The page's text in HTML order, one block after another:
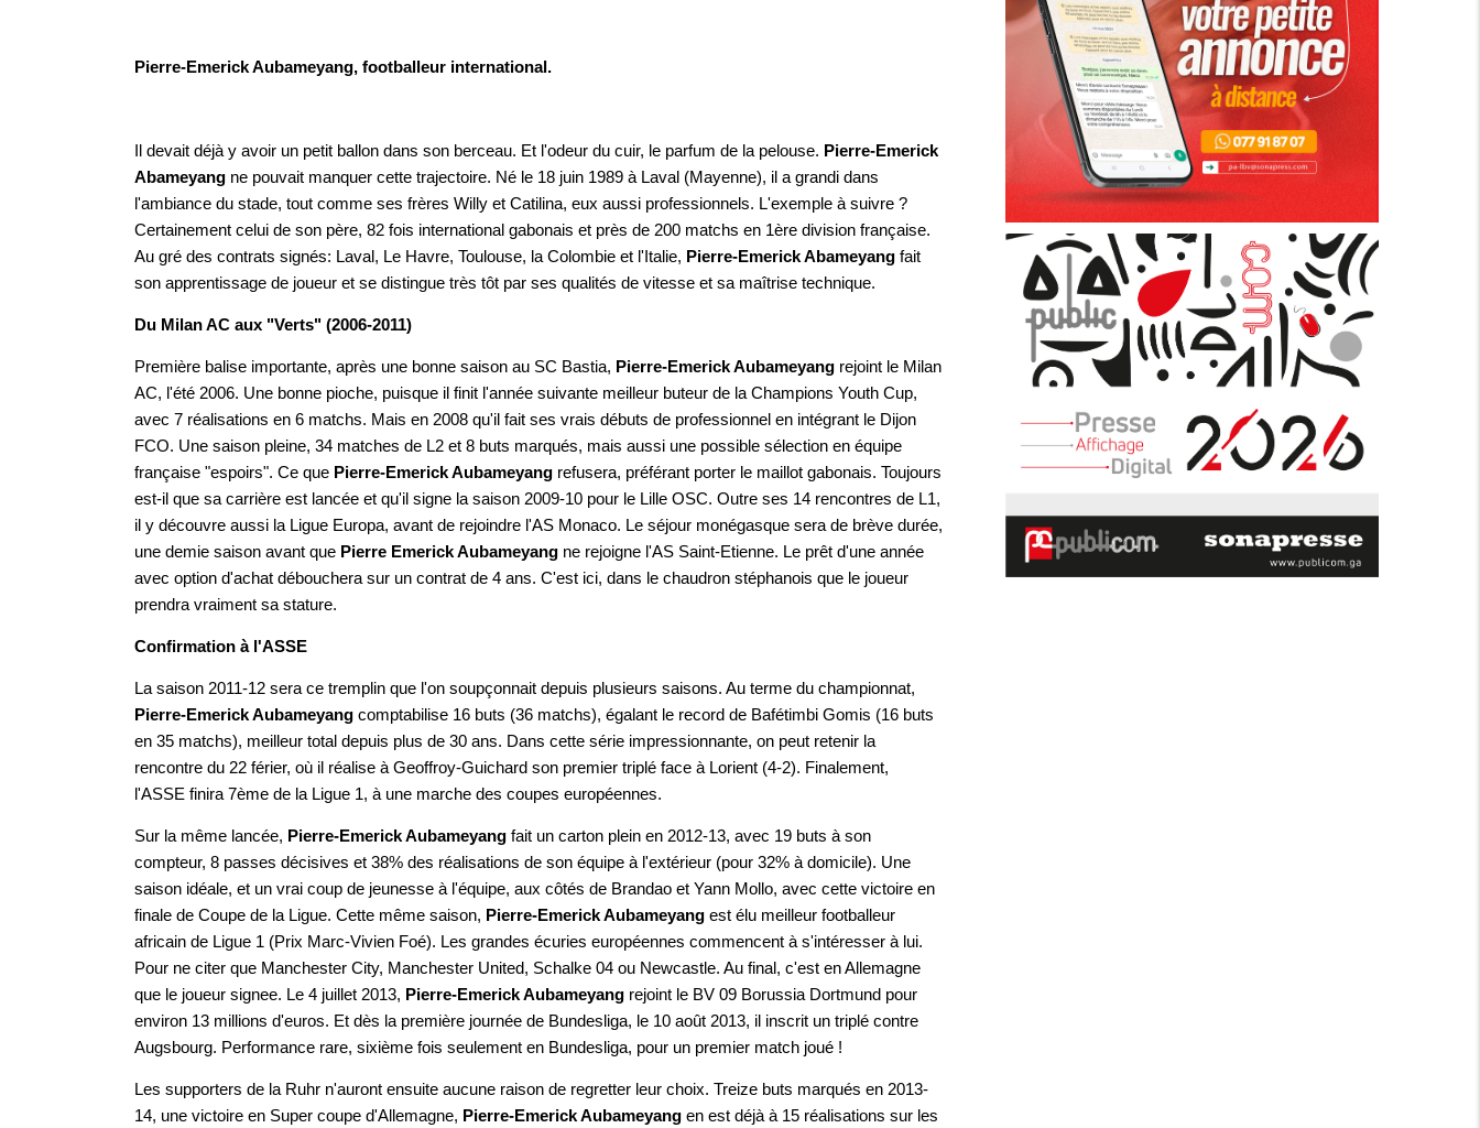
Pierre-Emerick Aubameyang, footballeur international.
Il devait déjà y avoir un petit ballon dans son berceau. Et l'odeur du cuir, le parfum de la pelouse. Pierre-Emerick
Abameyang ne pouvait manquer cette trajectoire. Né le 18 juin 1989 à Laval (Mayenne), il a grandi dans
l'ambiance du stade, tout comme ses frères Willy et Catilina, eux aussi professionnels. L'exemple à suivre ?
Certainement celui de son père, 82 fois international gabonais et près de 200 matchs en 1ère division française.
Au gré des contrats signés: Laval, Le Havre, Toulouse, la Colombie et l'Italie, Pierre-Emerick Abameyang fait
son apprentissage de joueur et se distingue très tôt par ses qualités de vitesse et sa maîtrise technique.
Du Milan AC aux "Verts" (2006-2011)
Première balise importante, après une bonne saison au SC Bastia, Pierre-Emerick Aubameyang rejoint le Milan
AC, l'été 2006. Une bonne pioche, puisque il finit l'année suivante meilleur buteur de la Champions Youth Cup,
avec 7 réalisations en 6 matchs. Mais en 2008 qu'il fait ses vrais débuts de professionnel en intégrant le Dijon
FCO. Une saison pleine, 34 matches de L2 et 8 buts marqués, mais aussi une possible sélection en équipe
française "espoirs". Ce que Pierre-Emerick Aubameyang refusera, préférant porter le maillot gabonais. Toujours
est-il que sa carrière est lancée et qu'il signe la saison 2009-10 pour le Lille OSC. Outre ses 14 rencontres de L1,
il y découvre aussi la Ligue Europa, avant de rejoindre l'AS Monaco. Le séjour monégasque sera de brève durée,
une demie saison avant que Pierre Emerick Aubameyang ne rejoigne l'AS Saint-Etienne. Le prêt d'une année
avec option d'achat débouchera sur un contrat de 4 ans. C'est ici, dans le chaudron stéphanois que le joueur
prendra vraiment sa stature.
Confirmation à l'ASSE
La saison 2011-12 sera ce tremplin que l'on soupçonnait depuis plusieurs saisons. Au terme du championnat,
Pierre-Emerick Aubameyang comptabilise 16 buts (36 matchs), égalant le record de Bafétimbi Gomis (16 buts
en 35 matchs), meilleur total depuis plus de 30 ans. Dans cette série impressionnante, on peut retenir la
rencontre du 22 férier, où il réalise à Geoffroy-Guichard son premier triplé face à Lorient (4-2). Finalement,
l'ASSE finira 7ème de la Ligue 1, à une marche des coupes européennes.
Sur la même lancée, Pierre-Emerick Aubameyang fait un carton plein en 2012-13, avec 19 buts à son
compteur, 8 passes décisives et 38% des réalisations de son équipe à l'extérieur (pour 32% à domicile). Une
saison idéale, et un vrai coup de jeunesse à l'équipe, aux côtés de Brandao et Yann Mollo, avec cette victoire en
finale de Coupe de la Ligue. Cette même saison, Pierre-Emerick Aubameyang est élu meilleur footballeur
africain de Ligue 1 (Prix Marc-Vivien Foé). Les grandes écuries européennes commencent à s'intéresser à lui.
Pour ne citer que Manchester City, Manchester United, Schalke 04 ou Newcastle. Au final, c'est en Allemagne
que le joueur signee. Le 4 juillet 2013, Pierre-Emerick Aubameyang rejoint le BV 09 Borussia Dortmund pour
environ 13 millions d'euros. Et dès la première journée de Bundesliga, le 10 août 2013, il inscrit un triplé contre
Augsbourg. Performance rare, sixième fois seulement en Bundesliga, pour un premier match joué !
Les supporters de la Ruhr n'auront ensuite aucune raison de regretter leur choix. Treize buts marqués en 2013-
14, une victoire en Super coupe d'Allemagne, Pierre-Emerick Aubameyang en est déjà à 15 réalisations sur les